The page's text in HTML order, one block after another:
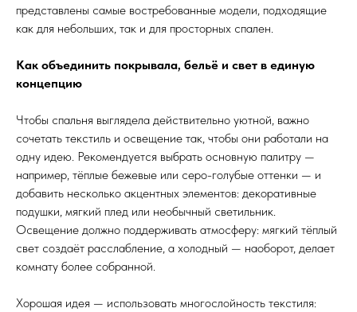
представлены самые востребованные модели, подходящие
как для небольших, так и для просторных спален.
Как объединить покрывала, бельё и свет в единую
концепцию
Чтобы спальня выглядела действительно уютной, важно
сочетать текстиль и освещение так, чтобы они работали на
одну идею. Рекомендуется выбрать основную палитру —
например, тёплые бежевые или серо-голубые оттенки — и
добавить несколько акцентных элементов: декоративные
подушки, мягкий плед или необычный светильник.
Освещение должно поддерживать атмосферу: мягкий тёплый
свет создаёт расслабление, а холодный — наоборот, делает
комнату более собранной.
Хорошая идея — использовать многослойность текстиля: